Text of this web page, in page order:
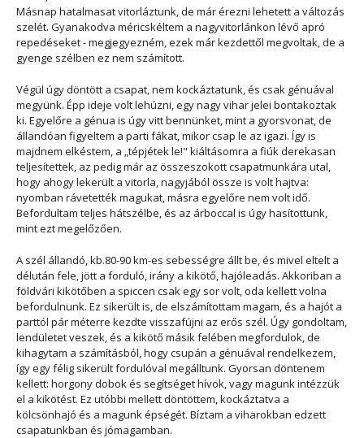
Másnap hatalmasat vitorláztunk, de már érezni lehetett a változás
szelét. Gyanakodva méricskéltem a nagyvitorlánkon lévő apró
repedéseket - megjegyezném, ezek már kezdettől megvoltak, de a
gyenge szélben ez nem számított.
Végül úgy döntött a csapat, nem kockáztatunk, és csak génuával
megyünk. Épp ideje volt lehúzni, egy nagy vihar jelei bontakoztak
ki. Egyelőre a génua is úgy vitt bennünket, mint a gyorsvonat, de
állandóan figyeltem a parti fákat, mikor csap le az igazi. Így is
majdnem elkéstem, a „tépjétek le!" kiáltásomra a fiúk derekasan
teljesítettek, az pedig már az összeszokott csapatmunkára utal,
hogy ahogy lekerült a vitorla, nagyjából össze is volt hajtva:
nyomban rávetették magukat, másra egyelőre nem volt idő.
Befordultam teljes hátszélbe, és az árboccal is úgy hasítottunk,
mint ezt megelőzően.
A szél állandó, kb.80-90 km-es sebességre állt be, és mivel eltelt a
délután fele, jött a forduló, irány a kikötő, hajóleadás. Akkoriban a
földvári kikötőben a spiccen csak egy sor volt, oda kellett volna
befordulnunk. Ez sikerült is, de elszámítottam magam, és a hajót a
parttól pár méterre kezdte visszafújni az erős szél. Úgy gondoltam,
lendületet veszek, és a kikötő másik felében megfordulok, de
kihagytam a számításból, hogy csupán a génuával rendelkezem,
így egy félig sikerült fordulóval megálltunk. Gyorsan döntenem
kellett: horgony dobok és segítséget hívok, vagy magunk intézzük
el a kikötést. Ez utóbbi mellett döntöttem, kockáztatva a
kölcsönhajó és a magunk épségét. Bíztam a viharokban edzett
csapatunkban és jómagamban.